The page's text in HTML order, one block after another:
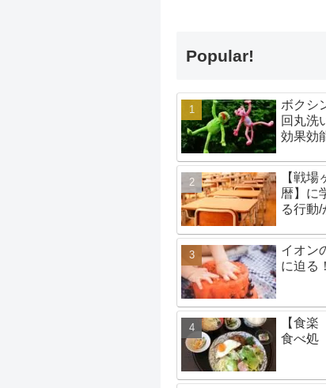
Popular!
ボクシ
回丸洗
効果効
【戦
暦】に
る行動/
イオン
に迫る！
【食
食べ処